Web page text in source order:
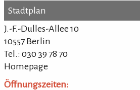
Ausstellungen
Stadtplan
Stadtplan
J.-F.-Dulles-Allee 10
10557 Berlin
Tel.: 030 39 78 70
Homepage
Öffnungszeiten: